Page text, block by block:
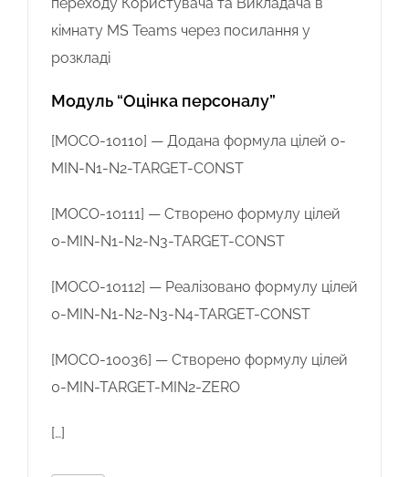
кімнату MS Teams через посилання у
розкладі
Модуль “Оцінка персоналу”
[MOCO-10110] — Додана формула цілей 0-
MIN-N1-N2-TARGET-CONST
[MOCO-10111] — Створено формулу цілей
0-MIN-N1-N2-N3-TARGET-CONST
[MOCO-10112] — Реалізовано формулу цілей
0-MIN-N1-N2-N3-N4-TARGET-CONST
[MOCO-10036] — Створено формулу цілей
0-MIN-TARGET-MIN2-ZERO
[…]